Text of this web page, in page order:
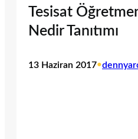
Tesisat
Nedir Tanıtımı
13 Haziran 2017•